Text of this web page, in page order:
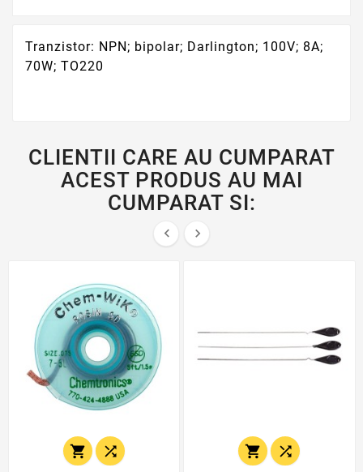
Tranzistor: NPN; bipolar; Darlington; 100V; 8A;
70W; TO220
CLIENTII CARE AU CUMPARAT
ACEST PRODUS AU MAI
CUMPARAT SI:
 
   